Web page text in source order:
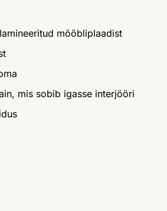
mööbliplaadist
mis sobib igasse interjööri